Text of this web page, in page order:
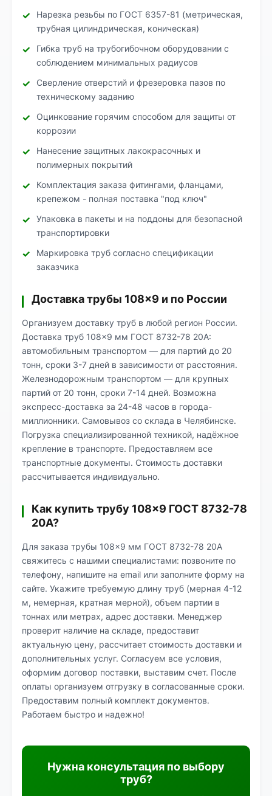
Нарезка резьбы по ГОСТ 6357-81 (метрическая,
трубная цилиндрическая, коническая)
Гибка труб на трубогибочном оборудовании с
соблюдением минимальных радиусов
Сверление отверстий и фрезеровка пазов по
техническому заданию
Оцинкование горячим способом для защиты от
коррозии
Нанесение защитных лакокрасочных и
полимерных покрытий
Комплектация заказа фитингами, фланцами,
крепежом - полная поставка "под ключ"
Упаковка в пакеты и на поддоны для безопасной
транспортировки
Маркировка труб согласно спецификации
заказчика
Доставка трубы 108×9 и по России
Организуем доставку труб в любой регион России.
Доставка труб 108×9 мм ГОСТ 8732-78 20А:
автомобильным транспортом — для партий до 20
тонн, сроки 3-7 дней в зависимости от расстояния.
Железнодорожным транспортом — для крупных
партий от 20 тонн, сроки 7-14 дней. Возможна
экспресс-доставка за 24-48 часов в города-
миллионники. Самовывоз со склада в Челябинске.
Погрузка специализированной техникой, надёжное
крепление в транспорте. Предоставляем все
транспортные документы. Стоимость доставки
рассчитывается индивидуально.
Как купить трубу 108×9 ГОСТ 8732-78
20А?
Для заказа трубы 108×9 мм ГОСТ 8732-78 20А
свяжитесь с нашими специалистами: позвоните по
телефону, напишите на email или заполните форму на
сайте. Укажите требуемую длину труб (мерная 4-12
м, немерная, кратная мерной), объем партии в
тоннах или метрах, адрес доставки. Менеджер
проверит наличие на складе, предоставит
актуальную цену, рассчитает стоимость доставки и
дополнительных услуг. Согласуем все условия,
оформим договор поставки, выставим счет. После
оплаты организуем отгрузку в согласованные сроки.
Предоставим полный комплект документов.
Работаем быстро и надежно!
Нужна консультация по выбору
труб?